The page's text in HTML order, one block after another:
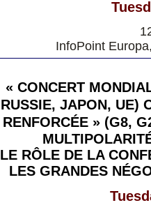
InfoPoint
« CONCERT
RUSSIE, JAPON, UE)
RENFORCÉE » (G8,
LE RÔLE DE LA
LES GRANDES